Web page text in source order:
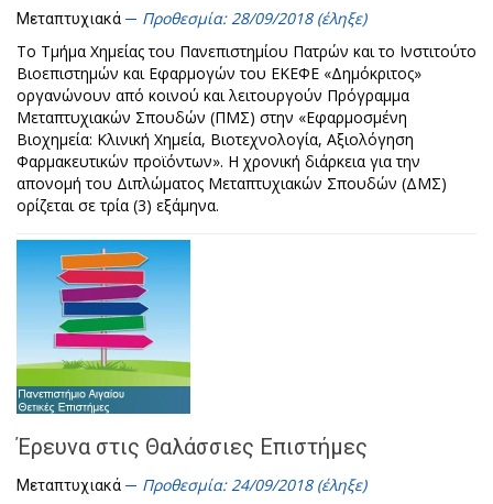
Μεταπτυχιακά
Προθεσμία: 28/09/2018 (έληξε)
Το Τμήμα Χημείας του Πανεπιστημίου Πατρών και το Ινστιτούτο
Βιοεπιστημών και Εφαρμογών του ΕΚΕΦΕ «Δημόκριτος»
οργανώνουν από κοινού και λειτουργούν Πρόγραμμα
Μεταπτυχιακών Σπουδών (ΠΜΣ) στην «Εφαρμοσμένη
Βιοχημεία: Κλινική Χημεία, Βιοτεχνολογία, Αξιολόγηση
Φαρμακευτικών προϊόντων». Η χρονική διάρκεια για την
απονομή του Διπλώματος Μεταπτυχιακών Σπουδών (ΔΜΣ)
ορίζεται σε τρία (3) εξάμηνα.
Έρευνα στις Θαλάσσιες Επιστήμες
Μεταπτυχιακά
Προθεσμία: 24/09/2018 (έληξε)